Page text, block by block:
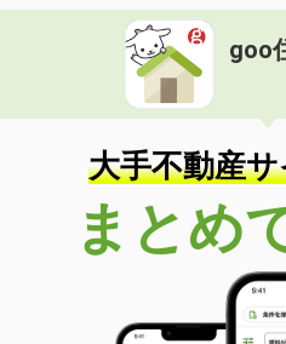
goo
大手不動産
まとめ